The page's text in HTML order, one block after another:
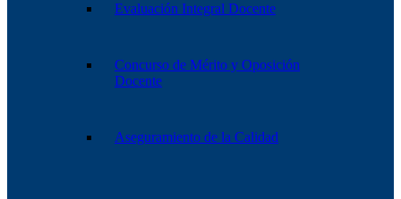
Evaluación Integral Docente
Concurso de Mérito y Oposición
Docente
Aseguramiento de la Calidad